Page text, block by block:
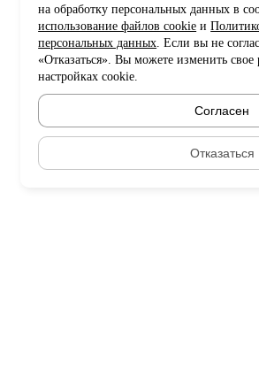
на обработку персональных данных в
использование файлов cookie и
персональных данных. Если вы не
«Отказаться». Вы можете изменить
настройках cookie.
Согласен
Отказаться